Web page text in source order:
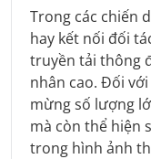
Trong các chiến
hay kết nối đối
truyền tải thông
nhân cao. Đối
mừng số lượng
mà còn thể hiện
trong hình ảnh